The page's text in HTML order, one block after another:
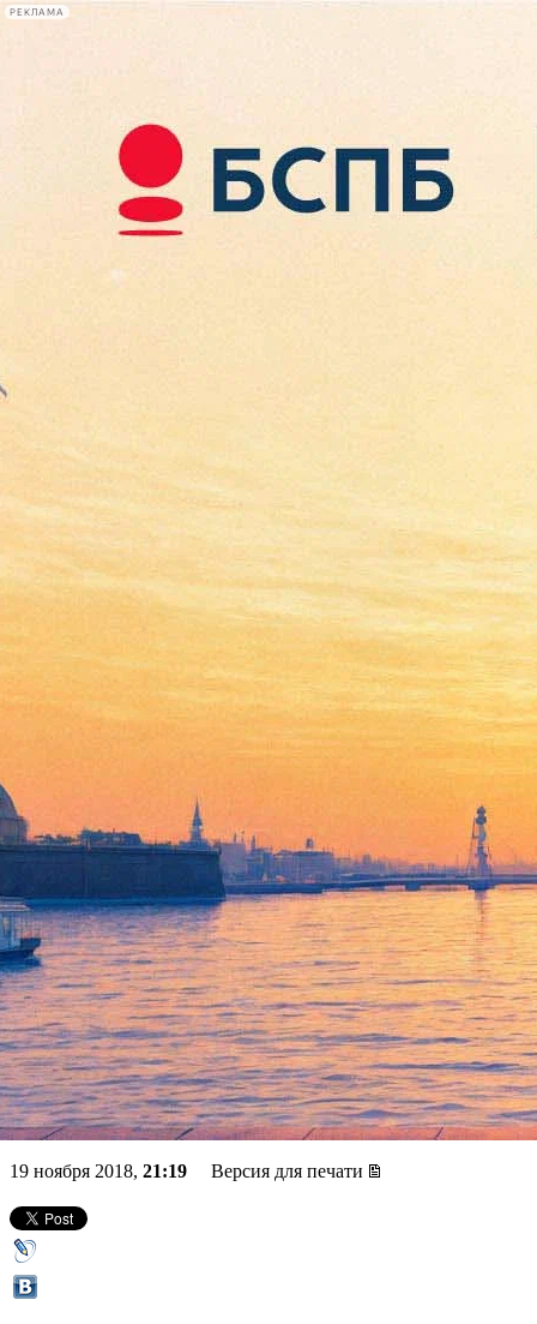
РЕКЛАМА
Сегодня:
2026.08.08
11:56
Афиша Plus
«Несущий свет, камеру и
болторез»: Ретроспектива
«русского Бэнкси» в Музее
стрит-арта
19 ноября 2018, 21:19 Версия для печати